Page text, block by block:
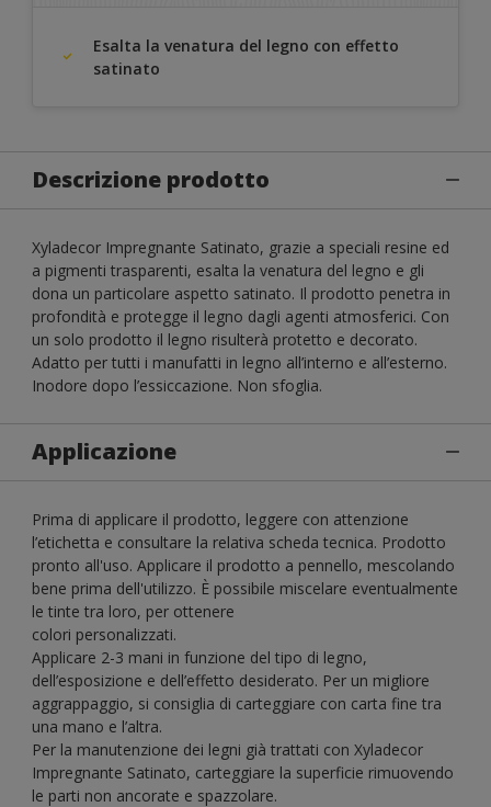
Esalta la venatura del legno con effetto
satinato
Descrizione prodotto
Xyladecor Impregnante Satinato, grazie a speciali resine ed
a pigmenti trasparenti, esalta la venatura del legno e gli
dona un particolare aspetto satinato. Il prodotto penetra in
profondità e protegge il legno dagli agenti atmosferici. Con
un solo prodotto il legno risulterà protetto e decorato.
Adatto per tutti i manufatti in legno all’interno e all’esterno.
Inodore dopo l’essiccazione. Non sfoglia.
Applicazione
Prima di applicare il prodotto, leggere con attenzione
l’etichetta e consultare la relativa scheda tecnica. Prodotto
pronto all'uso. Applicare il prodotto a pennello, mescolando
bene prima dell'utilizzo. È possibile miscelare eventualmente
le tinte tra loro, per ottenere
colori personalizzati.
Applicare 2-3 mani in funzione del tipo di legno,
dell’esposizione e dell’effetto desiderato. Per un migliore
aggrappaggio, si consiglia di carteggiare con carta fine tra
una mano e l’altra.
Per la manutenzione dei legni già trattati con Xyladecor
Impregnante Satinato, carteggiare la superficie rimuovendo
le parti non ancorate e spazzolare.